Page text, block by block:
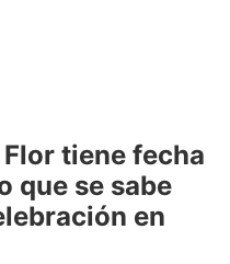
tiene fecha
que se sabe
en